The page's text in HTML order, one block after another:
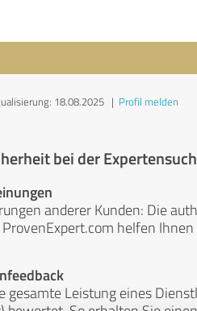
18.08.2025 | Profil melden
bei der
anderer Kunden: Die
helfen
gesamte Leistung eines